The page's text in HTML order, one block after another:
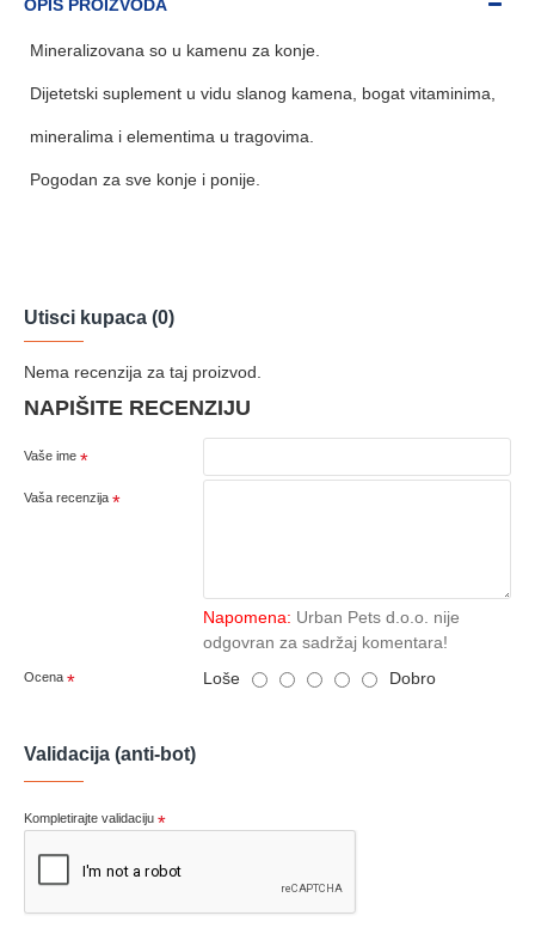
OPIS PROIZVODA
Mineralizovana so u kamenu za konje.
Dijetetski suplement u vidu slanog kamena, bogat vitaminima,
mineralima i elementima u tragovima.
Pogodan za sve konje i ponije.
Utisci kupaca (0)
Nema recenzija za taj proizvod.
NAPIŠITE RECENZIJU
Vaše ime
Vaša recenzija
Napomena: Urban Pets d.o.o. nije
odgovran za sadržaj komentara!
Ocena Loše Dobro
Validacija (anti-bot)
Kompletirajte validaciju